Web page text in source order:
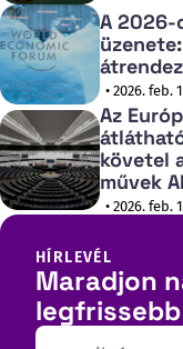
A 2026-
• 2026. feb.
Az
követel
művek
• 2026. feb.
HÍRLEVÉL
Maradjon